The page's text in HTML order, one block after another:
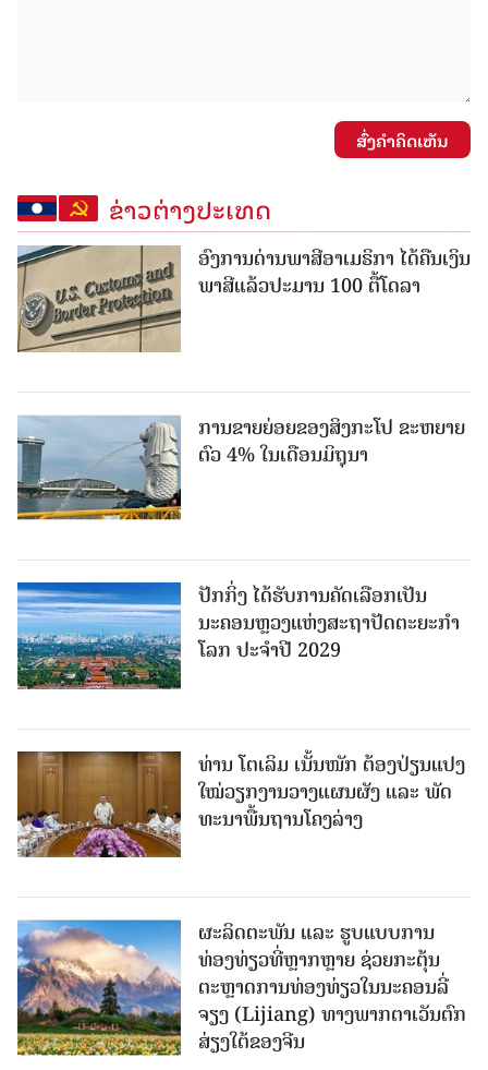
ສົ່ງຄໍາຄິດເຫັນ
ຂ່າວຕ່າງປະເທດ
ອົງການດ່ານພາສີອາເມຣິກາ ໄດ້ຄືນເງິນ
ພາສີແລ້ວປະມານ 100 ຕື້ໂດລາ
ການຂາຍຍ່ອຍຂອງສິງກະໂປ ຂະຫຍາຍ
ຕົວ 4% ໃນເດືອນມິຖຸນາ
ປັກກິ່ງ ໄດ້ຮັບການຄັດເລືອກເປັນ
ນະຄອນຫຼວງແຫ່ງສະຖາປັດຕະຍະກຳ
ໂລກ ປະຈຳປີ 2029
ທ່ານ ໂຕ​ເລິມ ເນັ້ນໜັກ ຕ້ອງ​ປ່ຽນ​ແປງ​
ໃໝ່​ວຽກ​ງານ​ວາງ​ແຜນ​ຜັງ ແລະ ​ພັດ​
ທະ​ນາ​ພື້ນ​ຖານ​ໂຄງ​ລ່າງ
ຜະລິດຕະພັນ ແລະ ຮູບແບບການ
ທ່ອງທ່ຽວທີ່ຫຼາກຫຼາຍ ຊ່ວຍກະຕຸ້ນ
ຕະຫຼາດການທ່ອງທ່ຽວໃນນະຄອນລີ່
ຈຽງ (Lijiang) ທາງພາກຕາເວັນຕົກ
ສ່ຽງໃຕ້ຂອງຈີນ